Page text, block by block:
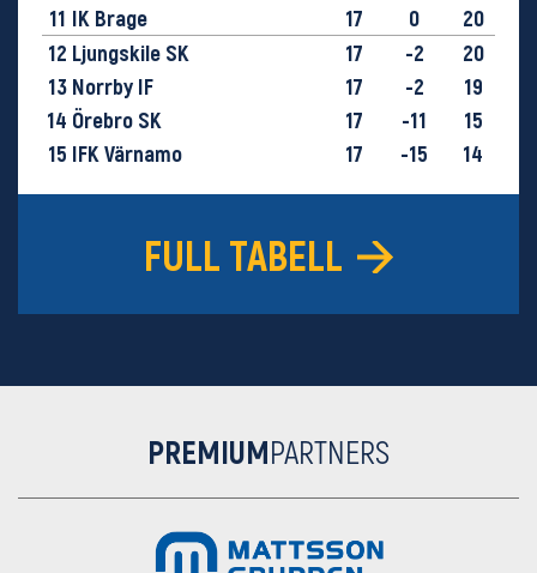
11 IK Brage 17 0
20
12 Ljungskile SK 17 -2
20
13 Norrby IF 17 -2
19
14 Örebro SK 17 -11
15
15 IFK Värnamo 17 -15
14
FULL TABELL
PREMIUMPARTNERS